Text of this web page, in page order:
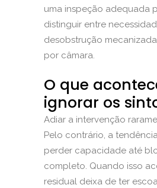
uma inspeção adequada
distinguir entre
desobstrução
por câmara.
O que
ignorar os
Adiar a intervenção
Pelo contrário, a
perder capacidade até
completo. Quando isso
residual deixa de ter